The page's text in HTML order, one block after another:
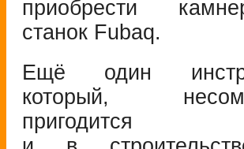
приобрести
станок Fubaq.
Ещё один
который,
пригодится